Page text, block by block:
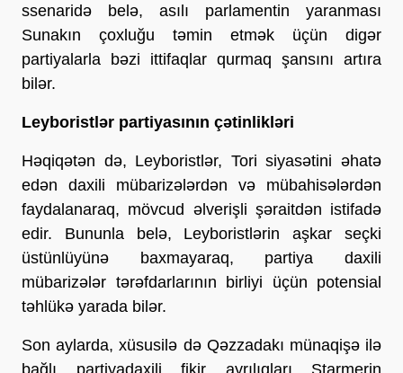
ssenaridə belə, asılı parlamentin yaranması
Sunakın çoxluğu təmin etmək üçün digər
partiyalarla bəzi ittifaqlar qurmaq şansını artıra
bilər.
Leyboristlər partiyasının çətinlikləri
Həqiqətən də, Leyboristlər, Tori siyasətini əhatə
edən daxili mübarizələrdən və mübahisələrdən
faydalanaraq, mövcud əlverişli şəraitdən istifadə
edir. Bununla belə, Leyboristlərin aşkar seçki
üstünlüyünə baxmayaraq, partiya daxili
mübarizələr tərəfdarlarının birliyi üçün potensial
təhlükə yarada bilər.
Son aylarda, xüsusilə də Qəzzadakı münaqişə ilə
bağlı partiyadaxili fikir ayrılıqları Starmerin